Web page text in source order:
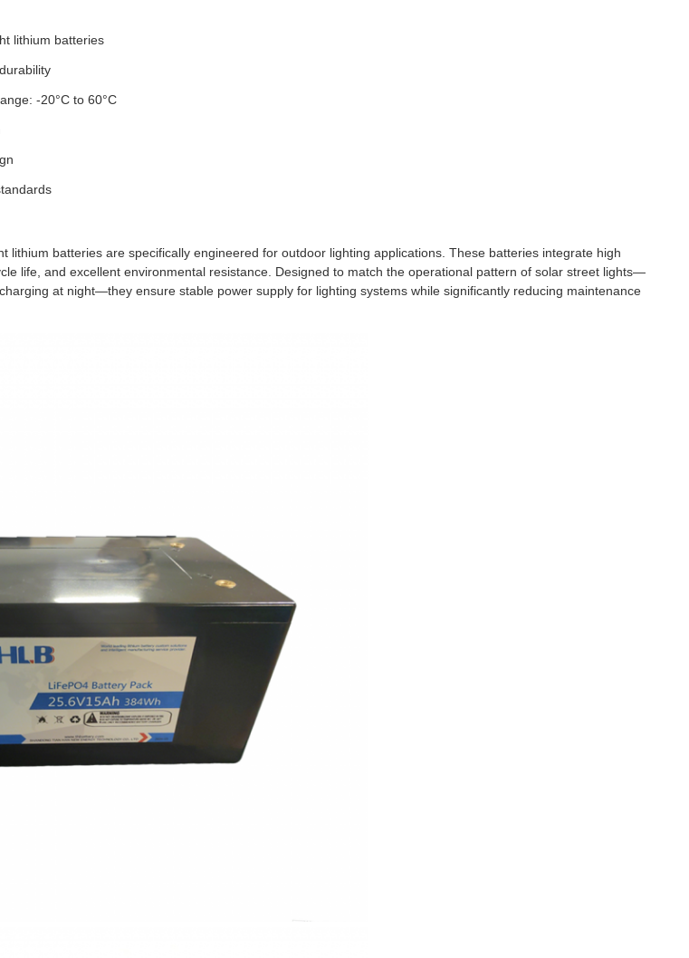
lithium batteries
-20°C to 60°C
lithium batteries are specifically engineered for outdoor lighting applications. These batteries integrate high
life, and excellent environmental resistance. Designed to match the operational pattern of solar street lights—
at night—they ensure stable power supply for lighting systems while significantly reducing maintenance